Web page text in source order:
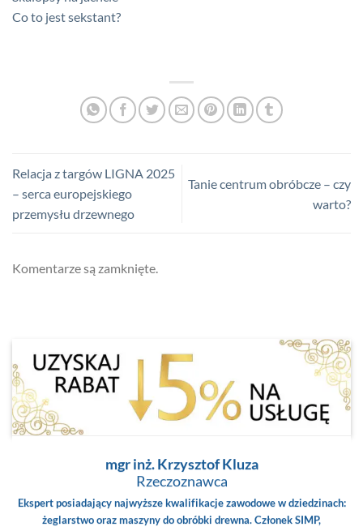
Co to jest sekstant?
Relacja z targów LIGNA 2025
– serca europejskiego
przemysłu drzewnego
Tanie centrum obróbcze – czy
warto?
Komentarze są zamknięte.
mgr inż. Krzysztof Kluza
Rzeczoznawca
Ekspert posiadający najwyższe kwalifikacje zawodowe w dziedzinach:
żeglarstwo oraz maszyny do obróbki drewna. Członek SIMP,